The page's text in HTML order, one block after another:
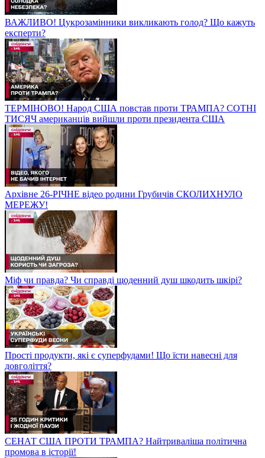
ВАЖЛИВО! Цукрозамінники викликають голод? Що кажуть
експерти?
ТЕРМІНОВО! Народ США повстав проти ТРАМПА? СОТНІ
ТИСЯЧ американців вийшли проти президента США
Архівне 26-РІЧНЕ відео родини Грубичів СКОЛИХНУЛО
МЕРЕЖУ!
Міф чи правда? Чи справді щоденний душ шкодить шкірі?
Прості продукти, які є суперфудами! Що їсти навесні для
довголіття?
СЕНАТ США ПРОТИ ТРАМПА? Найтриваліша політична
промова в історії!